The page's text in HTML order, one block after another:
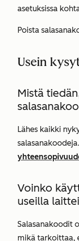
asetuksissa
Poista
Usein
Mistä
Lähes kaikki
Voinko
useilla
Salasanakoodit
mikä tarkoittaa,